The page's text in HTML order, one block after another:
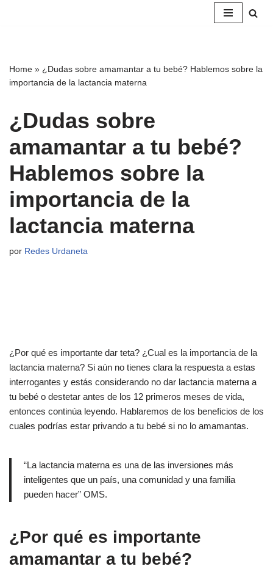
Home » ¿Dudas sobre amamantar a tu bebé? Hablemos sobre la
importancia de la lactancia materna
¿Dudas sobre
amamantar a tu bebé?
Hablemos sobre la
importancia de la
lactancia materna
por Redes Urdaneta
¿Por qué es importante dar teta? ¿Cual es la importancia de la
lactancia materna? Si aún no tienes clara la respuesta a estas
interrogantes y estás considerando no dar lactancia materna a
tu bebé o destetar antes de los 12 primeros meses de vida,
entonces continúa leyendo. Hablaremos de los beneficios de los
cuales podrías estar privando a tu bebé si no lo amamantas.
“La lactancia materna es una de las inversiones más
inteligentes que un país, una comunidad y una familia
pueden hacer” OMS.
¿Por qué es importante
amamantar a tu bebé?